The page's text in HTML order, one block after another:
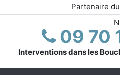
Partenaire
09 70
Interventions dans les